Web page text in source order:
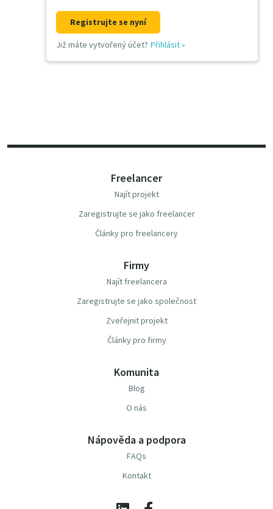
Registrujte se nyní
Již máte vytvořený účet? Přihlásit»
Freelancer
Najít projekt
Zaregistrujte se jako freelancer
Články pro freelancery
Firmy
Najít freelancera
Zaregistrujte se jako společnost
Zveřejnit projekt
Články pro firmy
Komunita
Blog
O nás
Nápověda a podpora
FAQs
Kontakt